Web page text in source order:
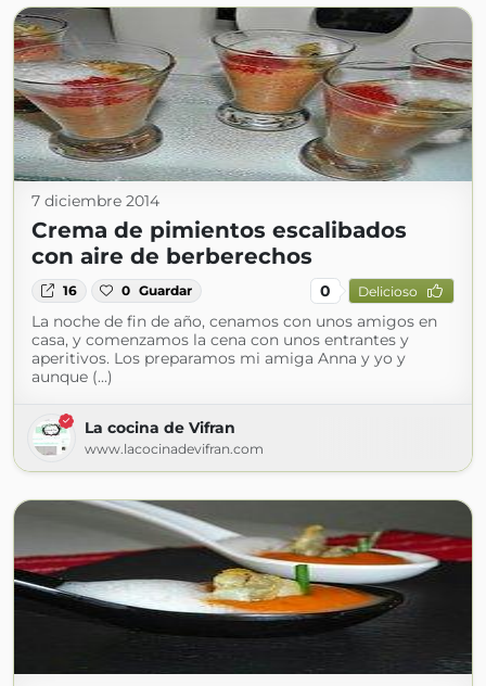
7 diciembre 2014
Crema de pimientos escalibados
con aire de berberechos
16 0 Guardar 0 Delicioso
La noche de fin de año, cenamos con unos amigos en
casa, y comenzamos la cena con unos entrantes y
aperitivos. Los preparamos mi amiga Anna y yo y
aunque (...)
La cocina de Vifran
www.lacocinadevifran.com